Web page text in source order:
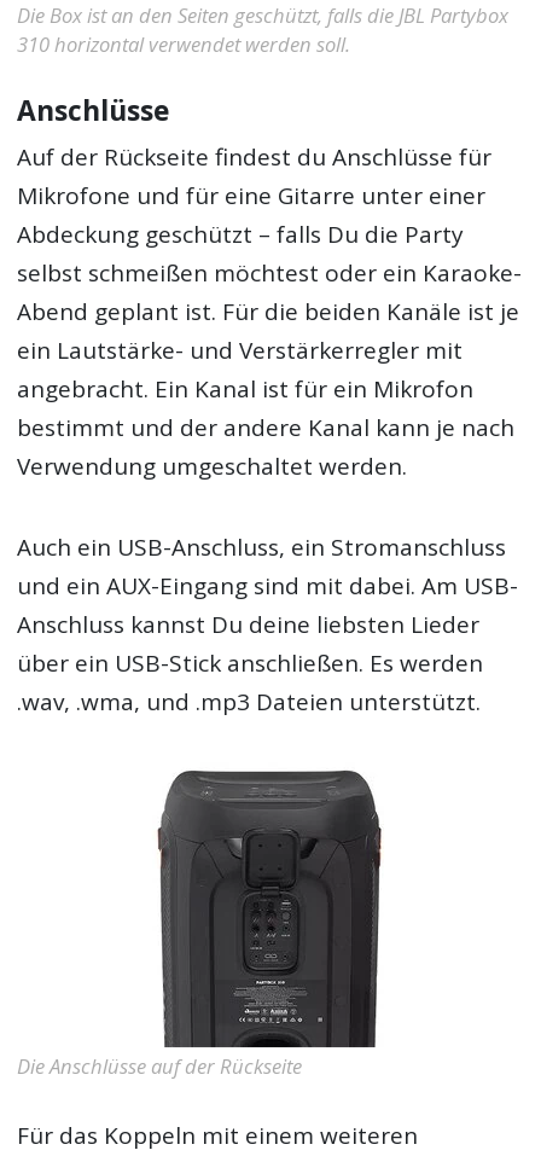
Die Box ist an den Seiten geschützt, falls die JBL Partybox
310 horizontal verwendet werden soll.
Anschlüsse
Auf der Rückseite findest du Anschlüsse für
Mikrofone und für eine Gitarre unter einer
Abdeckung geschützt – falls Du die Party
selbst schmeißen möchtest oder ein Karaoke-
Abend geplant ist. Für die beiden Kanäle ist je
ein Lautstärke- und Verstärkerregler mit
angebracht. Ein Kanal ist für ein Mikrofon
bestimmt und der andere Kanal kann je nach
Verwendung umgeschaltet werden.
Auch ein USB-Anschluss, ein Stromanschluss
und ein AUX-Eingang sind mit dabei. Am USB-
Anschluss kannst Du deine liebsten Lieder
über ein USB-Stick anschließen. Es werden
.wav, .wma, und .mp3 Dateien unterstützt.
Die Anschlüsse auf der Rückseite
Für das Koppeln mit einem weiteren